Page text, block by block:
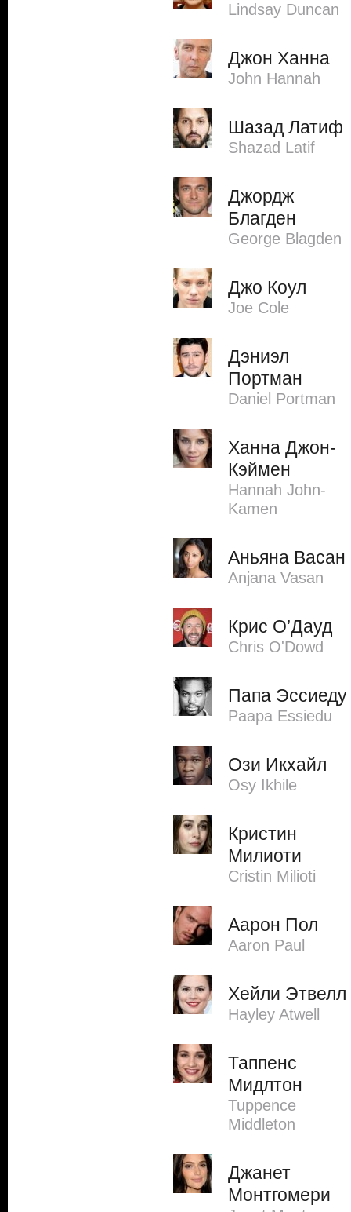
Lindsay Duncan
Джон Ханна
John Hannah
Шазад Латиф
Shazad Latif
Джордж
Благден
George Blagden
Джо Коул
Joe Cole
Дэниэл
Портман
Daniel Portman
Ханна Джон-
Кэймен
Hannah John-
Kamen
Аньяна Васан
Anjana Vasan
Крис О’Дауд
Chris O'Dowd
Папа Эссиеду
Paapa Essiedu
Ози Икхайл
Osy Ikhile
Кристин
Милиоти
Cristin Milioti
Аарон Пол
Aaron Paul
Хейли Этвелл
Hayley Atwell
Таппенс
Мидлтон
Tuppence
Middleton
Джанет
Монтгомери